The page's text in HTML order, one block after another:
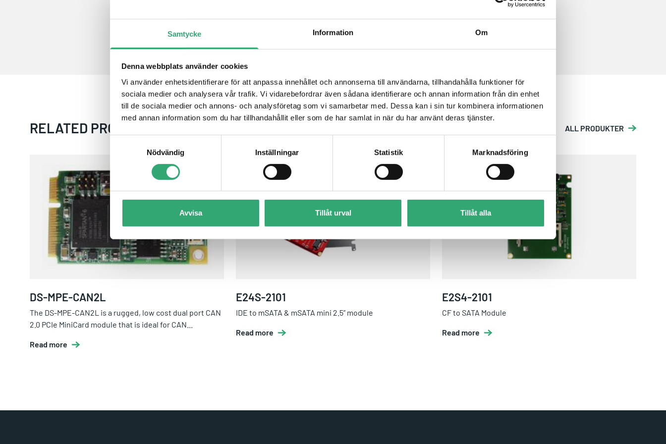
Samtycke Information Om
Denna webbplats använder cookies
Vi använder enhetsidentifierare för att anpassa innehållet och annonserna till användarna, tillhandahålla funktioner för
sociala medier och analysera vår trafik. Vi vidarebefordrar även sådana identifierare och annan information från din enhet
till de sociala medier och annons- och analysföretag som vi samarbetar med. Dessa kan i sin tur kombinera informationen
med annan information som du har tillhandahållit eller som de har samlat in när du har använt deras tjänster.
Nödvändig
Inställningar Statistik Marknadsföring
Avvisa Tillåt urval Tillåt alla
RELATED PRODUCTS ALL PRODUKTER
DS-MPE-CAN2L
DS-MPE-CAN2L
The DS-MPE-CAN2L is a rugged, low cost dual port CAN
2.0 PCIe MiniCard module that is ideal for CAN...
Read more
E24S-2101
E24S-2101
IDE to mSATA & mSATA mini 2.5” module
Read more
E2S4-2101
E2S4-2101
CF to SATA Module
Read more